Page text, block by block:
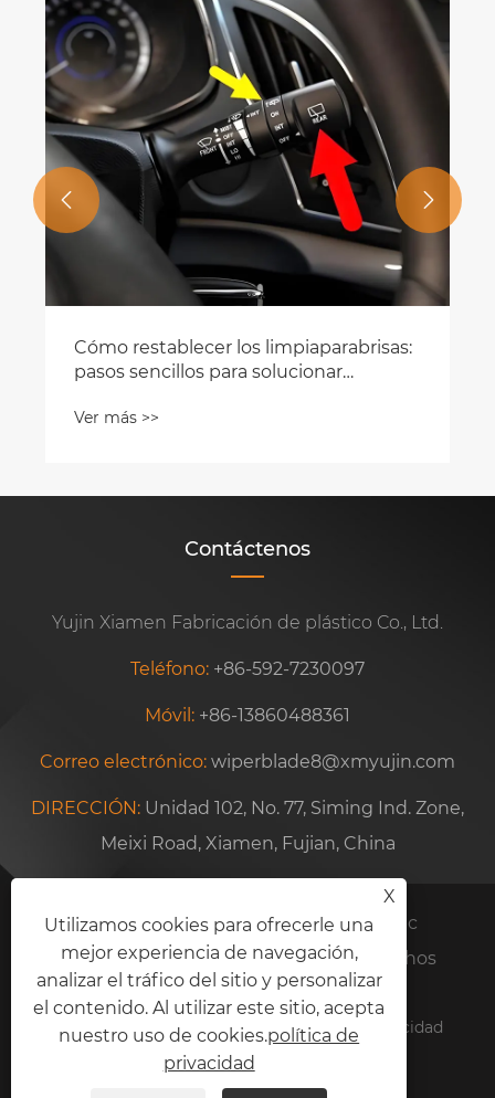
fábrica de limpiaparabrisas Yujin?
Ver más >>
 
Contáctenos
Yujin Xiamen Fabricación de plástico Co., Ltd.
Teléfono: +86-592-7230097
Móvil: +86-13860488361
Correo electrónico: wiperblade8@xmyujin.com
DIRECCIÓN: Unidad 102, No. 77, Siming Ind. Zone,
Meixi Road, Xiamen, Fujian, China
Copyright © 2024 Yujin Xiamen Plastic
Manufacturing Co., Ltd. Todos los derechos
reservados.
Links Sitemap RSS XML política de privacidad
X
Utilizamos cookies para ofrecerle una
mejor experiencia de navegación,
analizar el tráfico del sitio y personalizar
el contenido. Al utilizar este sitio, acepta
nuestro uso de cookies.política de
privacidad